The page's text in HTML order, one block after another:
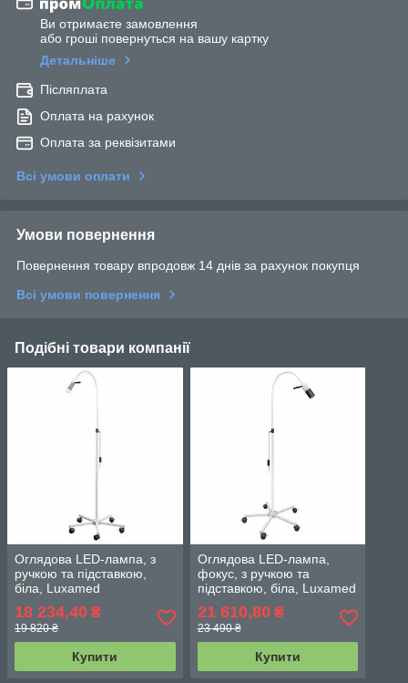
Ви отримаєте замовлення
або гроші повернуться на вашу картку
Детальніше
Післяплата
Оплата на рахунок
Оплата за реквізитами
Всі умови оплати
Умови повернення
Повернення товару впродовж 14 днів за рахунок покупця
Всі умови повернення
Подібні товари компанії
Оглядова LED-лампа, з
ручкою та підставкою,
біла, Luxamed
18 234,40 ₴
19 820 ₴
Купити
Оглядова LED-лампа,
фокус, з ручкою та
підставкою, біла, Luxamed
21 610,80₴
23 490 ₴
Купити